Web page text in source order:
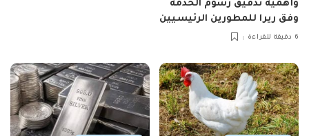
وأهمية تدقيق رسوم الخدمة
وفق ريرا للمطورين الرئيسيين
6 دقيقة للقراءة